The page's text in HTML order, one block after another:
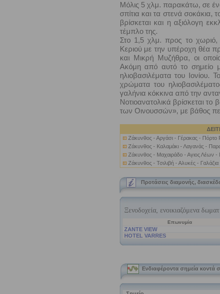
Μόλις 5 χλμ. παρακάτω, σε
σπίτια και τα στενά
βρίσκεται και η αξιόλογη
τέμπλο της.
Στο 1,5 χλμ. προς το
Κεριού με την υπέροχη θέα
και Μικρή Μυζήθρα, οι
Ακόμη από αυτό το σημείο
ηλιοβασιλέματα του
χρώματα του
γαλήνια κόκκινα από την
Νοτιοανατολικά βρίσκεται
των Οινουσσών», με βάθος
Ζάκυνθος - Αργάσι - Γέρακας -
Ζάκυνθος - Καλαμάκι - Λαγανάς -
Ζάκυνθος - Μαχαιράδο - Αγιος Λέων -
Ζάκυνθος - Τσιλιβή - Αλυκές - Γαλάζια
Προτάσεις διαμονής,